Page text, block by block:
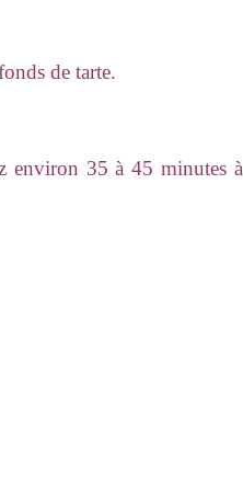
de tarte.
environ 35 à 45 minutes à